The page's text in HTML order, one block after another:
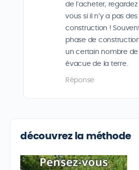
de l’acheter,
vous si il n’y a pas
construction !
phase de
un certain nombre
évacue de la terre.
Réponse
découvrez la méthode